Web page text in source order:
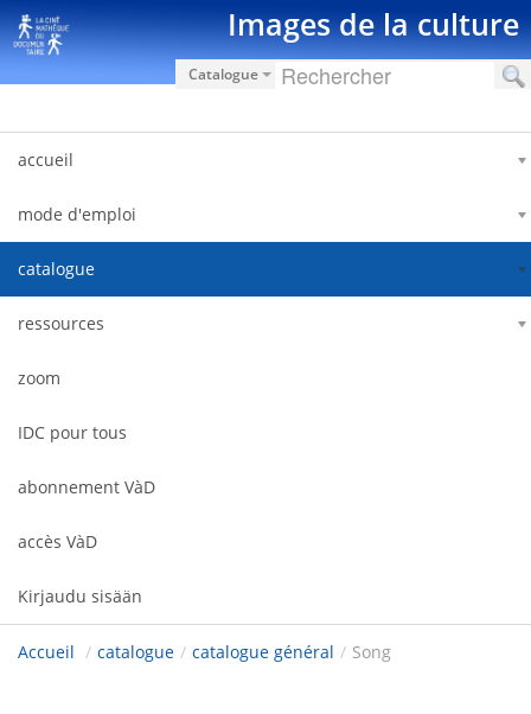
Hyppää sisältöön Images de la culture
Catalogue
accueil
mode d'emploi
catalogue
ressources
zoom
IDC pour tous
abonnement VàD
accès VàD
Kirjaudu sisään
Accueil / catalogue / catalogue général / Song